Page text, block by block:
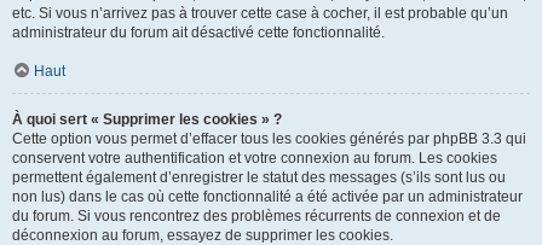
etc. Si vous n’arrivez pas à trouver cette case à cocher, il est probable qu’un
administrateur du forum ait désactivé cette fonctionnalité.
Haut
À quoi sert « Supprimer les cookies » ?
Cette option vous permet d’effacer tous les cookies générés par phpBB 3.3 qui
conservent votre authentification et votre connexion au forum. Les cookies
permettent également d’enregistrer le statut des messages (s’ils sont lus ou
non lus) dans le cas où cette fonctionnalité a été activée par un administrateur
du forum. Si vous rencontrez des problèmes récurrents de connexion et de
déconnexion au forum, essayez de supprimer les cookies.